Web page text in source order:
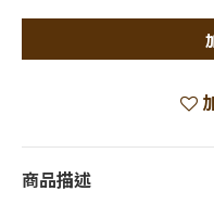
商品描述